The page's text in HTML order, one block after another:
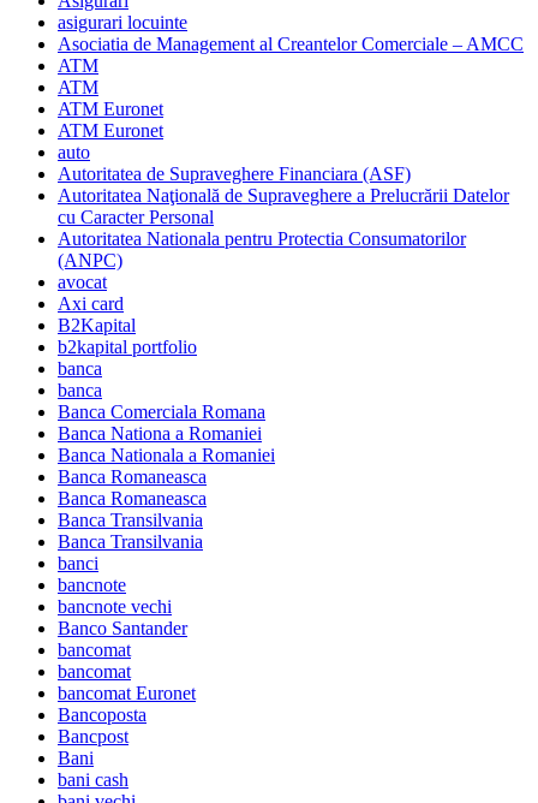
asigurari locuinte
Asociatia de Management al Creantelor Comerciale – AMCC
ATM
ATM
ATM Euronet
ATM Euronet
auto
Autoritatea de Supraveghere Financiara (ASF)
Autoritatea Naţională de Supraveghere a Prelucrării Datelor
cu Caracter Personal
Autoritatea Nationala pentru Protectia Consumatorilor
(ANPC)
avocat
Axi card
B2Kapital
b2kapital portfolio
banca
banca
Banca Comerciala Romana
Banca Nationa a Romaniei
Banca Nationala a Romaniei
Banca Romaneasca
Banca Romaneasca
Banca Transilvania
Banca Transilvania
banci
bancnote
bancnote vechi
Banco Santander
bancomat
bancomat
bancomat Euronet
Bancoposta
Bancpost
Bani
bani cash